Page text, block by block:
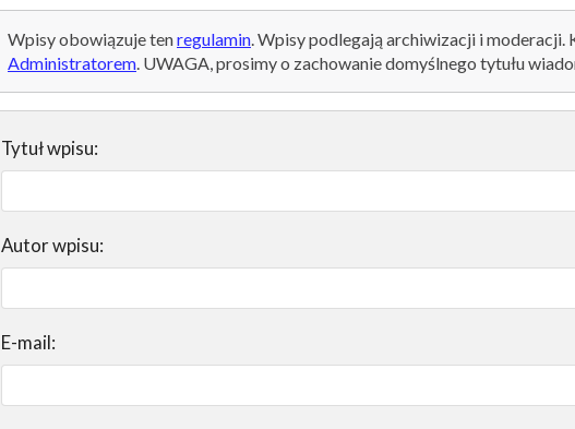
Wpisy obowiązuje tenregulamin. Wpisy podlegają archiwizacji i moderacji.
Administratorem. UWAGA, prosimy o zachowanie domyślnego tytułu
Tytuł wpisu:
Autor wpisu:
E-mail: